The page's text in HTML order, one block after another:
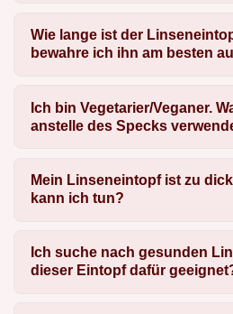
Wie lange ist der
bewahre ich ihn am besten
Ich bin Vegetarier/Veganer.
anstelle des Specks
Mein Linseneintopf ist zu
kann ich tun?
Ich suche nach gesunden
dieser Eintopf dafür